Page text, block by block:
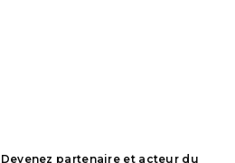
Devenez partenaire et acteur du